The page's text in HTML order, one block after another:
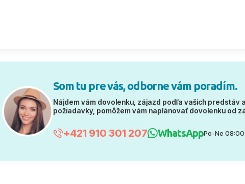
Som tu pre vás, odborne vám poradím.
Nájdem vám dovolenku, zájazd podľa vašich predstáv
požiadavky, pomôžem vám naplánovať dovolenku od
+421 910 301 207 WhatsAppPo-Ne